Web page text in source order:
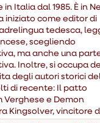
Italia dal 1985. È in
iniziato come editor di
tedesca,
scegliendo
ma anche una
Inoltre, si occupa
degli autori storici del
di recente: Il patto
Verghese e Demon
Kingsolver, vincitore